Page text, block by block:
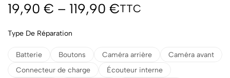
19,90 € – 119,90 €TTC
Type De Réparation
Batterie Boutons Caméra arrière
Caméra avant
Connecteur de charge
Écouteur interne